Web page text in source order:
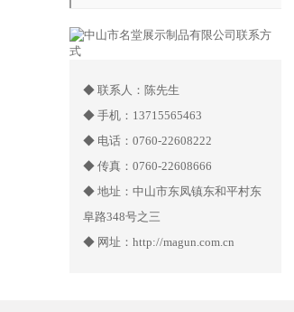
◆ 联系人：陈先生
◆ 手机：13715565463
◆ 电话：0760-22608222
◆ 传真：0760-22608666
◆ 地址：中山市东凤镇东和平村东
阜路348号之三
◆ 网址：http://magun.com.cn